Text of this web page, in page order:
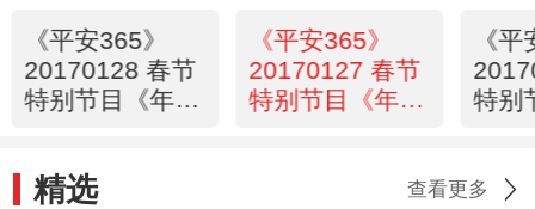
《平安365》
20170128 春节
特别节目《年
《平安365》
20170127 春节
特别节目《年
《
特
精选 查看更多